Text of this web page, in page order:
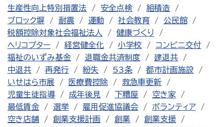
生産性向上特別措置法
安全点検
組積造
ブロック塀
耐震 運動 社会教育
公民館
税額控除対象社会福祉法人
健康づくり
ヘリコプター
経営健全化 小学校
コンビニ交付
福祉のいずみ基金
退職金共済制度
建退共
中退共
再発行 紛失 53条
都市計画施設
いせはら市展
医療費控除
救急車更新
児童生徒指導
成年後見 下糟屋
空き家
最低賃金
選挙 雇用促進協議会
ボランティア
空き店舗
創業支援計画 創業
創業支援